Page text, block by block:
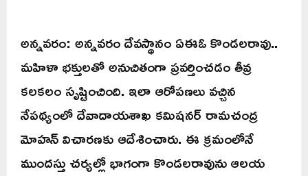
అన్నవరం: అన్నవరం దేవస్థానం ఏఈఓ కొండలరావు..
మహిళా భక్తులతో అనుచితంగా ప్రవర్తించడం తీవ్ర
కలకలం సృష్టించింది. ఇలా ఆరోపణలు వచ్చిన
నేపథ్యంలో దేవాదాయశాఖ కమిషనర్ రామచంద్ర
మోహన్ విచారణకు ఆదేశించారు. ఈ క్రమంలోనే
ముందస్తు చర్యల్లో భాగంగా కొండలరావును ఆలయ